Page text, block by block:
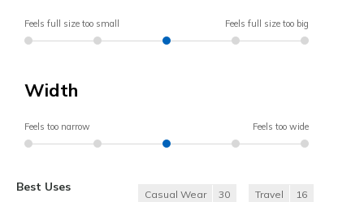
Feels full size too small Feels full size too big
Width
Feels too narrow Feels too wide
Best Uses
Casual Wear 30 Travel 16